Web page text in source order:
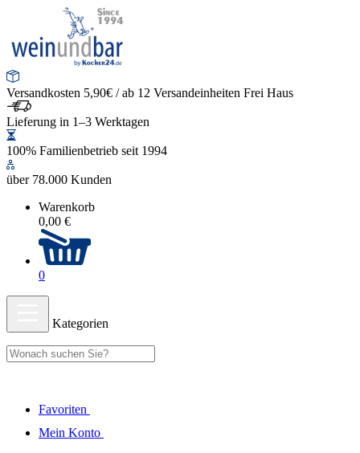
Versandkosten 5,90€ / ab 12 Versandeinheiten Frei Haus
Lieferung in 1–3 Werktagen
100% Familienbetrieb seit 1994
über 78.000 Kunden
Warenkorb
0,00 €
0
Kategorien
Favoriten
Mein Konto